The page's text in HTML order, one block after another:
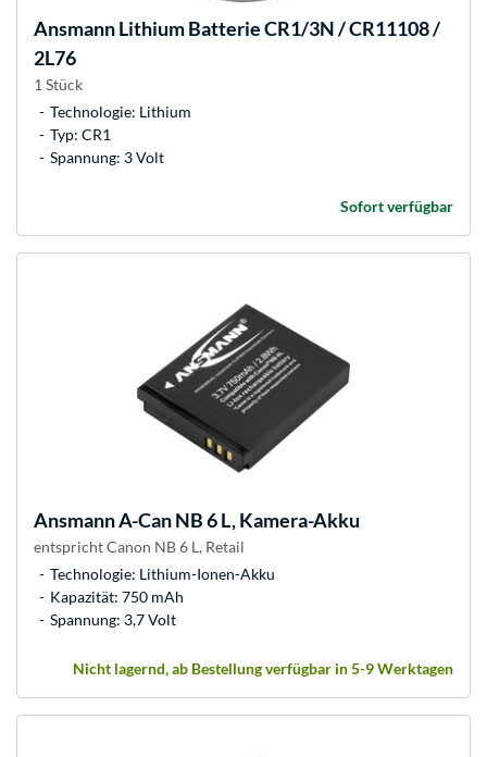
AnsmannLithium Batterie CR1/3N / CR11108 /
2L76
1 Stück
Technologie: Lithium
Typ: CR1
Spannung: 3 Volt
Sofort verfügbar
AnsmannA-Can NB 6 L, Kamera-Akku
entspricht Canon NB 6 L, Retail
Technologie: Lithium-Ionen-Akku
Kapazität: 750 mAh
Spannung: 3,7 Volt
Nicht lagernd, ab Bestellung verfügbar in 5-9 Werktagen